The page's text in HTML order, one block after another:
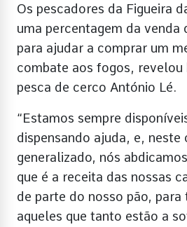
Os pescadores da Figueira
uma percentagem da venda
para ajudar a comprar um
combate aos fogos, revelou
pesca de cerco António Lé.
“Estamos sempre
dispensando ajuda, e, neste
generalizado, nós
que é a receita das nossas
de parte do nosso pão,
aqueles que tanto estão a